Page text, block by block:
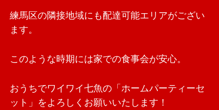
練馬区の隣接地域にも配達可能エリアがござい
ます。
このような時期には家での食事会が安心。
おうちでワイワイ七魚の「ホームパーティーセ
ット」をよろしくお願いいたします！